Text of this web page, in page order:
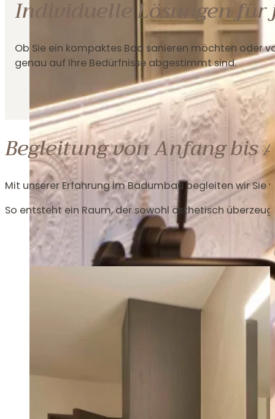
Individuelle Lösungen für
Ob Sie ein kompaktes Bad sanieren möchten oder
genau auf Ihre Bedürfnisse abgestimmt sind.
Begleitung von Anfang bis
Mit unserer Erfahrung im Badumbau begleiten wir
So entsteht ein Raum, der sowohl ästhetisch